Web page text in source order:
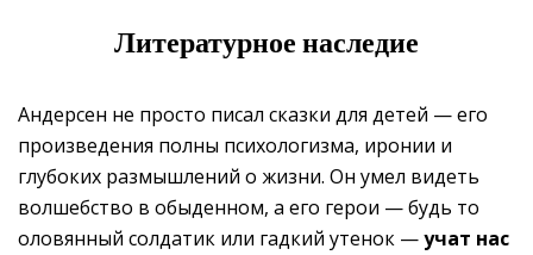
Литературное наследие
Андерсен не просто писал сказки для детей — его
произведения полны психологизма, иронии и
глубоких размышлений о жизни. Он умел видеть
волшебство в обыденном, а его герои — будь то
оловянный солдатик или гадкий утенок —учат нас